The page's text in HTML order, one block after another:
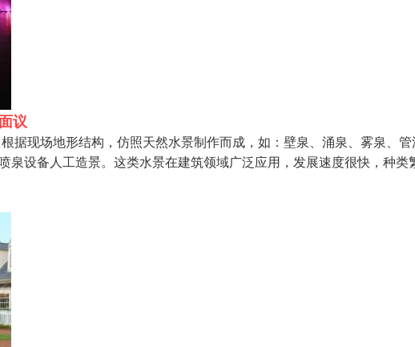
议
据现场地形结构，仿照天然水景制作而成，如：壁泉、涌泉、雾泉、
泉设备人工造景。这类水景在建筑领域广泛应用，发展速度很快，种类